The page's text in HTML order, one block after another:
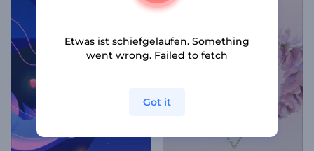
Etwas ist schiefgelaufen. Something
went wrong. Failed to fetch
Got it